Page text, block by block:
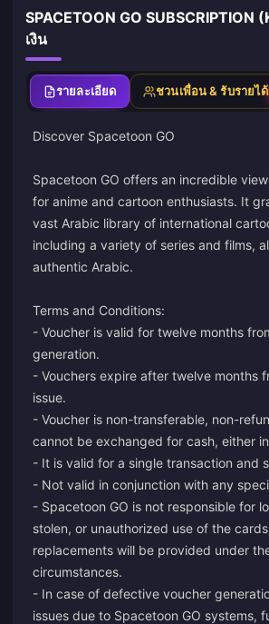
SPACETOON GO SUBSCRIPTION
เงิน
รายละเอียด ชวนเพื่อน & รับรายได้
Discover Spacetoon GO
Spacetoon GO offers an incredible
for anime and cartoon enthusiasts. It
vast Arabic library of international
including a variety of series and films,
authentic Arabic.
Terms and Conditions:
- Voucher is valid for twelve months
generation.
- Vouchers expire after twelve months
issue.
- Voucher is non-transferable, non-
cannot be exchanged for cash, either
- It is valid for a single transaction and
- Not valid in conjunction with any
- Spacetoon GO is not responsible for
stolen, or unauthorized use of the
replacements will be provided under
circumstances.
- In case of defective voucher
issues due to Spacetoon GO systems,